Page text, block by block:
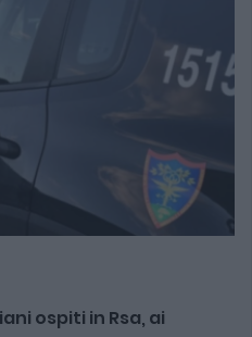
ospiti in Rsa, ai